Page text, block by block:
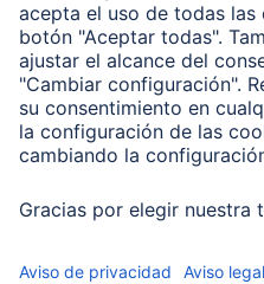
Compañía
Historia de la empresa
Hama en todo el Mundo
Sostenibilidad
Business-Portal